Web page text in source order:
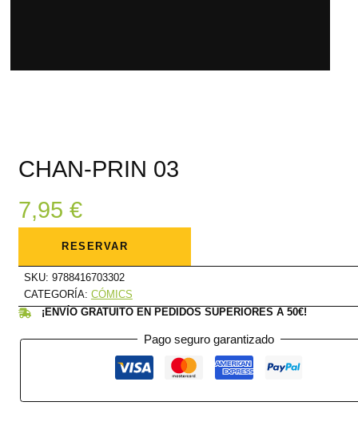
CHAN-PRIN 03
7,95 €
CHAN-
cantidad
RESERVAR
SKU: 9788416703302
CATEGORÍA: CÓMICS
¡ENVÍO GRATUITO EN PEDIDOS SUPERIORES A 50€!
Pago seguro garantizado